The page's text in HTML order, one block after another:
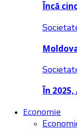
Încă
În
Economie